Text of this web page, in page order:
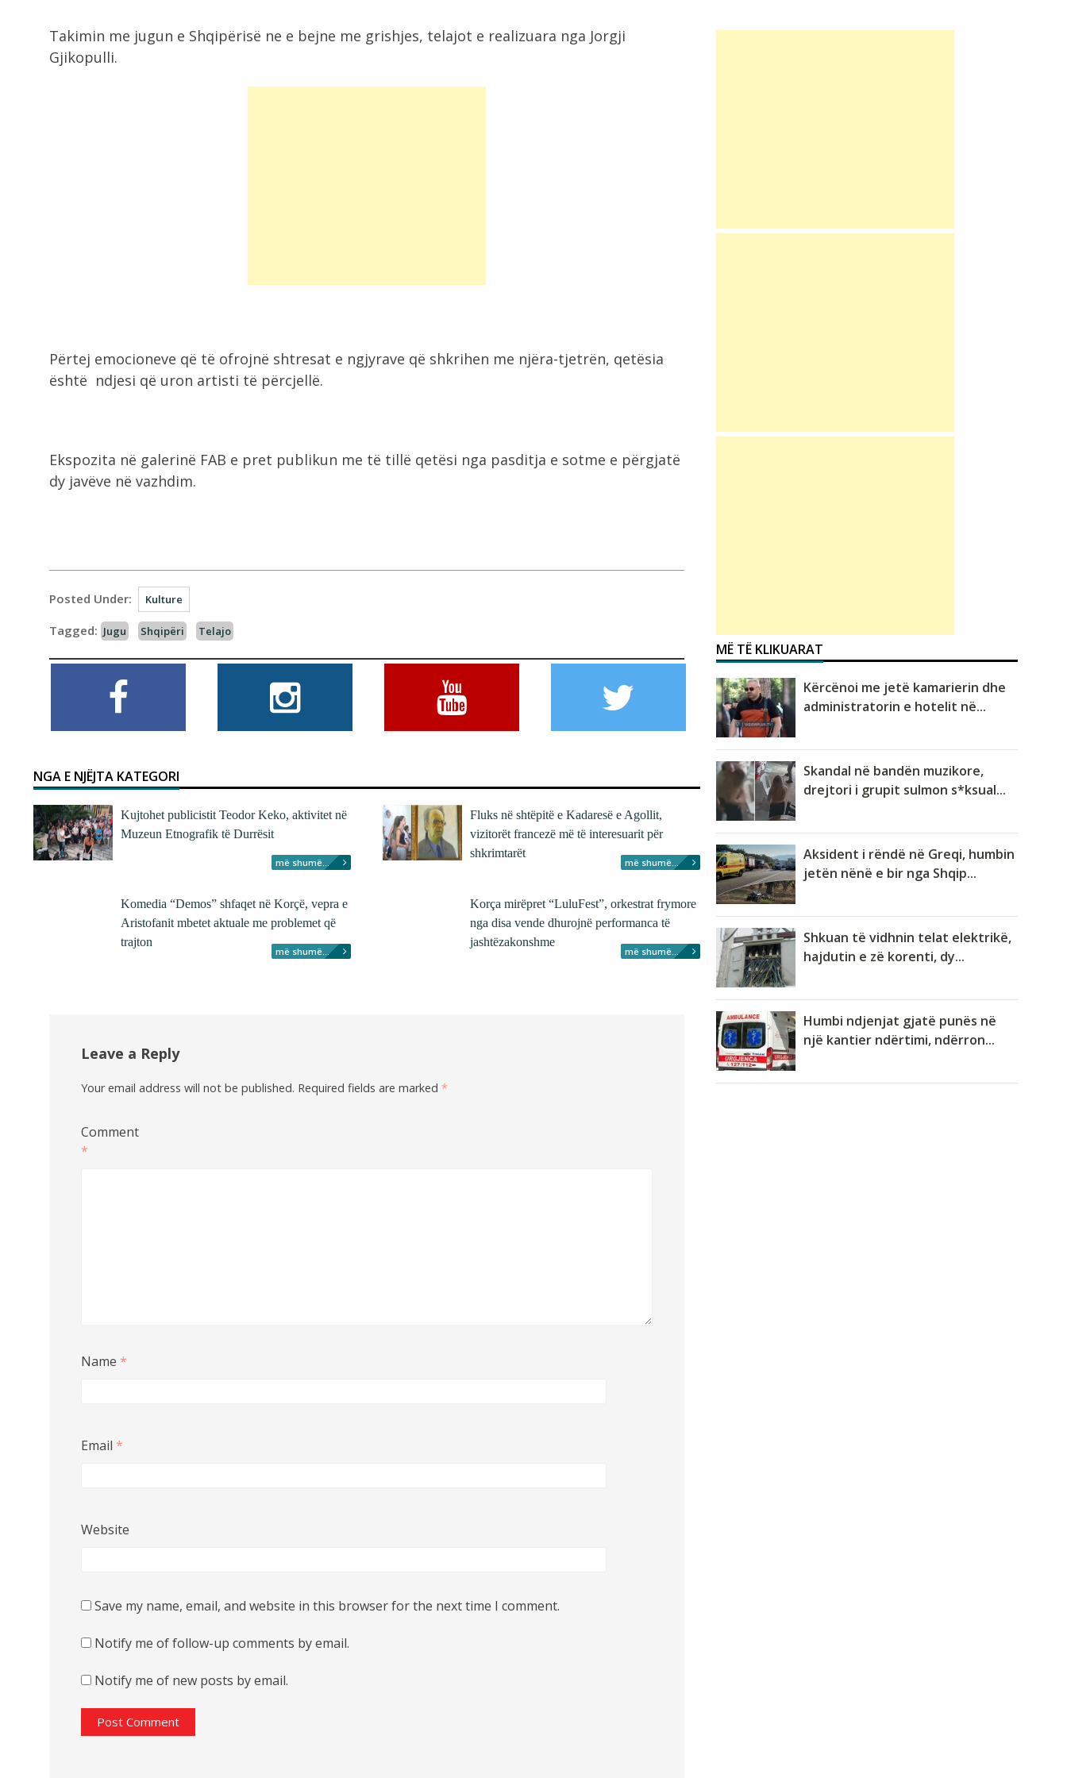
Takimin me jugun e Shqipërisë ne e bejne me grishjes, telajot e realizuara nga Jorgji
Gjikopulli.
Përtej emocioneve që të ofrojnë shtresat e ngjyrave që shkrihen me njëra-tjetrën, qetësia
është ndjesi që uron artisti të përcjellë.
Ekspozita në galerinë FAB e pret publikun me të tillë qetësi nga pasditja e sotme e përgjatë
dy javëve në vazhdim.
Posted Under: Kulture
Tagged: Jugu Shqipëri Telajo
NGA E NJËJTA KATEGORI
Kujtohet publicistit Teodor Keko, aktivitet në
Muzeun Etnografik të Durrësit
më shumë...
Fluks në shtëpitë e Kadaresë e Agollit,
vizitorët francezë më të interesuarit për
shkrimtarët
më shumë...
Komedia “Demos” shfaqet në Korçë, vepra e
Aristofanit mbetet aktuale me problemet që
trajton
më shumë...
Korça mirëpret “LuluFest”, orkestrat frymore
nga disa vende dhurojnë performanca të
jashtëzakonshme
më shumë...
Leave a Reply
Your email address will not be published. Required fields are marked *
Comment
*
Name *
Email *
Website
Save my name, email, and website in this browser for the next time I comment.
Notify me of follow-up comments by email.
Notify me of new posts by email.
MË TË KLIKUARAT
Kërcënoi me jetë kamarierin dhe
administratorin e hotelit në...
Skandal në bandën muzikore,
drejtori i grupit sulmon s*ksual...
Aksident i rëndë në Greqi, humbin
jetën nënë e bir nga Shqip...
Shkuan të vidhnin telat elektrikë,
hajdutin e zë korenti, dy...
Humbi ndjenjat gjatë punës në
një kantier ndërtimi, ndërron...